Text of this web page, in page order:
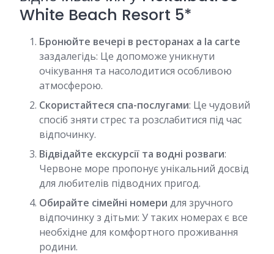
White Beach Resort 5*
Бронюйте вечері в ресторанах a la carte
заздалегідь: Це допоможе уникнути
очікування та насолодитися особливою
атмосферою.
Скористайтеся спа-послугами: Це чудовий
спосіб зняти стрес та розслабитися під час
відпочинку.
Відвідайте екскурсії та водні розваги:
Червоне море пропонує унікальний досвід
для любителів підводних пригод.
Обирайте сімейні номери для зручного
відпочинку з дітьми: У таких номерах є все
необхідне для комфортного проживання
родини.